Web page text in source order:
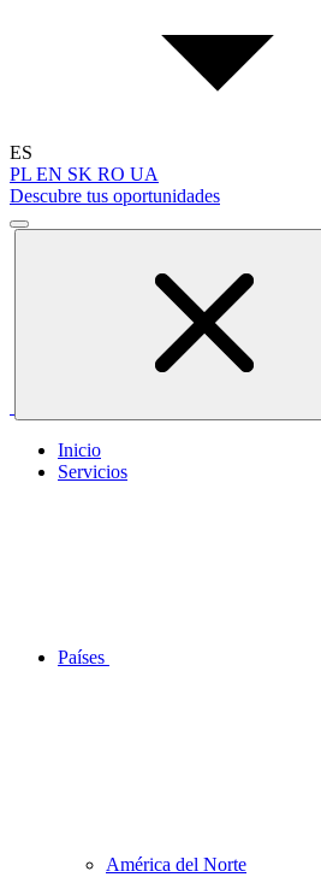
ES
PL EN SK RO UA
Descubre tus oportunidades
Inicio
Servicios
Países
América del Norte